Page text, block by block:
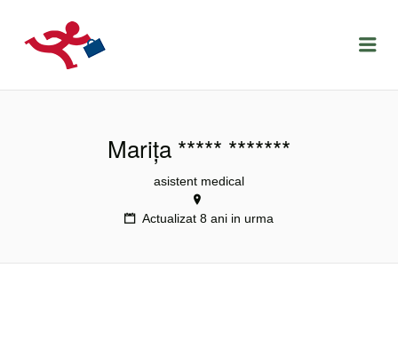
LOCURIDEMUNCACLUJ.NET
Marița ***** *******
asistent medical
Actualizat 8 ani in urma